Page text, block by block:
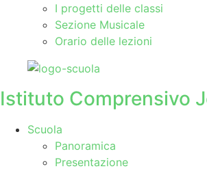
I progetti delle classi
Sezione Musicale
Orario delle lezioni
Istituto Comprensivo
Scuola
Panoramica
Presentazione